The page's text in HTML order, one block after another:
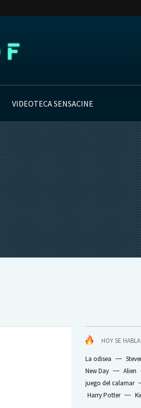
VIDEOTECA SENSACINE
HOY SE
La odisea
New Day
Alien
juego del calamar
Harry Potter